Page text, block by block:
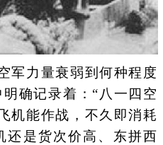
力量衰弱到何种程度
确记录着：“八一四空
机能作战，不久即消耗
还是货次价高、东拼西